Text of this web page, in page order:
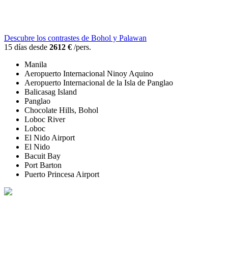
Descubre los contrastes de Bohol y Palawan
15 días desde 2612 € /pers.
Manila
Aeropuerto Internacional Ninoy Aquino
Aeropuerto Internacional de la Isla de Panglao
Balicasag Island
Panglao
Chocolate Hills, Bohol
Loboc River
Loboc
El Nido Airport
El Nido
Bacuit Bay
Port Barton
Puerto Princesa Airport